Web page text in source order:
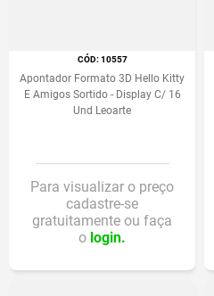
:10557
Apontador Formato 3D Hello Kitty
E Amigos Sortido - Display C/ 16
Und Leoarte
Para visualizar o preço
cadastre-se
gratuitamente ou faça
o login.